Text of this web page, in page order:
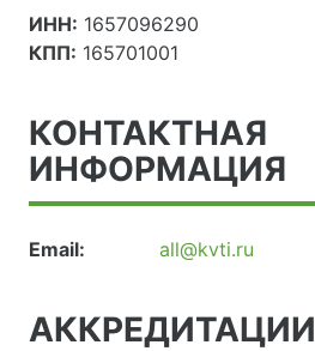
ИНН: 1657096290
КПП: 165701001
КОНТАКТНАЯ
ИНФОРМАЦИЯ
Email: all@kvti.ru
АККРЕДИТАЦИИ